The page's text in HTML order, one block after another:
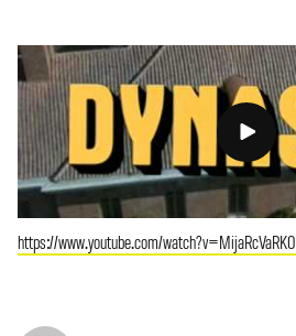
https://www.youtube.com/watch?v=MijaRcVaRK0